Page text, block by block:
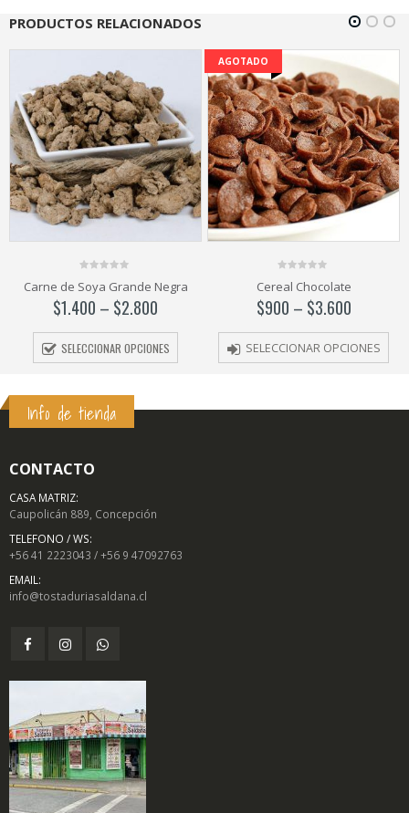
PRODUCTOS RELACIONADOS
out
of
Carne de Soya Grande Negra
$1.400 – $2.800
SELECCIONAR OPCIONES
AGOTADO
out
of
Cereal Chocolate
$900 – $3.600
SELECCIONAR OPCIONES
Info de tienda
CONTACTO
CASA MATRIZ:
Caupolicán 889, Concepción
TELEFONO / WS:
+56 41 2223043 / +56 9 47092763
EMAIL:
info@tostaduriasaldana.cl